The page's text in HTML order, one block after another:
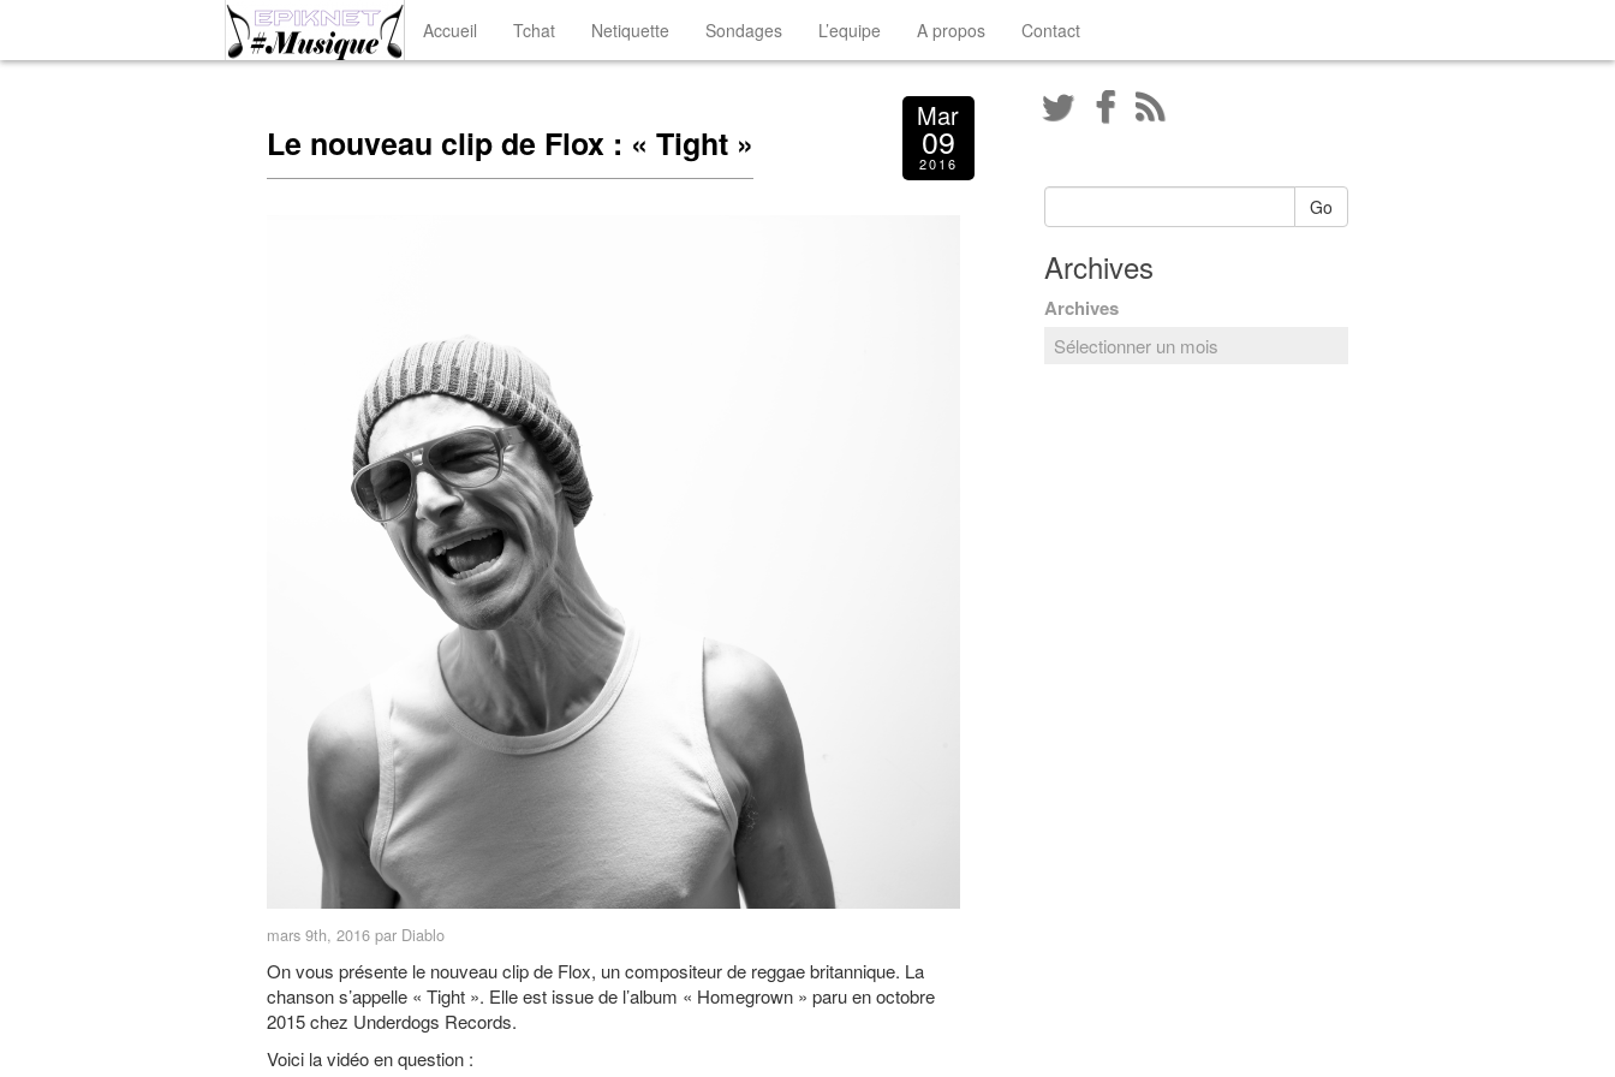
Accueil Tchat Netiquette Sondages L’equipe A propos Contact
Le nouveau clip de Flox : « Tight »
Mar
09
2016
mars 9th, 2016 par Diablo
On vous présente le nouveau clip de Flox, un compositeur de reggae britannique. La
chanson s’appelle « Tight ». Elle est issue de l’album « Homegrown » paru en octobre
2015 chez Underdogs Records.
Voici la vidéo en question :
Go
Archives
Archives